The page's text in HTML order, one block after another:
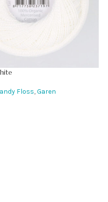
Floss,Garen